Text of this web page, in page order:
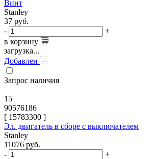
Винт
Stanley
37 руб.
-
+
в корзину
загрузка...
Добавлен
Запрос наличия
15
90576186
[ 15783300 ]
Эл. двигатель в сборе с выключателем
Stanley
11076 руб.
-
+